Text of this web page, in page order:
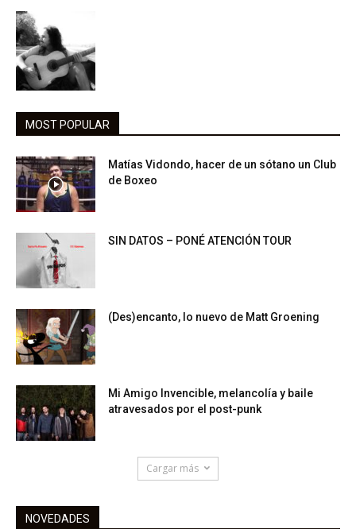
MOST POPULAR
Matías Vidondo, hacer de un sótano un Club
de Boxeo
SIN DATOS – PONÉ ATENCIÓN TOUR
(Des)encanto, lo nuevo de Matt Groening
Mi Amigo Invencible, melancolía y baile
atravesados por el post-punk
Cargar más
NOVEDADES